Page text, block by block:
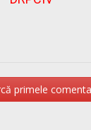
primele